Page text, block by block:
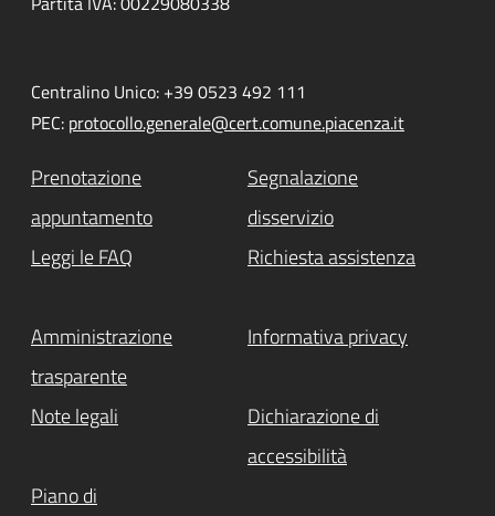
Centralino Unico: +39 0523 492 111
PEC: protocollo.generale@cert.comune.piacenza.it
Prenotazione
appuntamento
Segnalazione
disservizio
Leggi le FAQ
Richiesta assistenza
Amministrazione
trasparente
Informativa privacy
Note legali
Dichiarazione di
accessibilità
Piano di